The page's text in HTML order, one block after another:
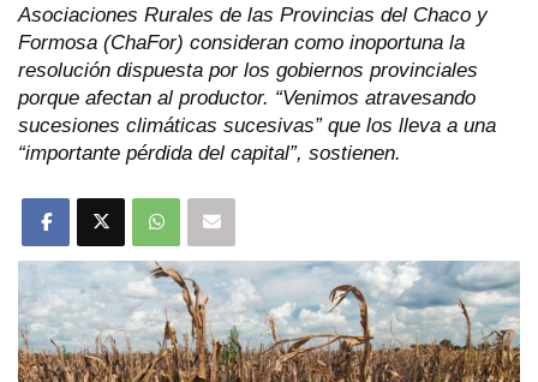
Asociaciones Rurales de las Provincias del Chaco y
Formosa (ChaFor) consideran como inoportuna la
resolución dispuesta por los gobiernos provinciales
porque afectan al productor. “Venimos atravesando
sucesiones climáticas sucesivas” que los lleva a una
“importante pérdida del capital”, sostienen.